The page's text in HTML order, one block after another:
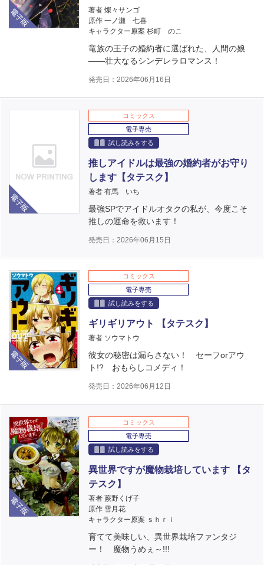
電子版
著者 燦々サンゴ
原作 一ノ瀬 七喜
キャラクター原案 杉町 のこ
竜族の王子の婚約者に選ばれた、人間の娘
――壮大なるシンデレラロマンス！
発売日：2026年06月16日
コミックス
電子専売
試し読みをする
推しアイドルは最強の婚約者がお守り
します【タテスク】
著者 有馬 いち
最強SPでアイドルオタクの私が、今度こそ
推しの運命を救います！
発売日：2026年06月15日
電子版
コミックス
電子専売
試し読みをする
ギリギリアウト 【タテスク】
著者 ソウマトウ
彼女の秘密は漏らさない！ セーフorアウ
ト!? おもらしコメディ！
発売日：2026年06月12日
電子版
コミックス
電子専売
試し読みをする
異世界ですが魔物栽培しています 【タ
テスク】
著者 蕨野くげ子
原作 雪月花
キャラクター原案 ｓｈｒｉ
育てて美味しい、異世界栽培ファンタジ
ー！ 魔物うめぇ～!!!